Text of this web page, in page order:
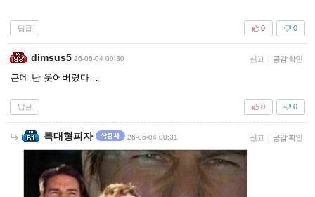
답글 0
0
dimsus5 26-06-04 00:30 신고 | 공감 확인
근데 난 웃어버렸다…
답글 0
0
특대형피자 26-06-04 00:31 신고 | 공감 확인